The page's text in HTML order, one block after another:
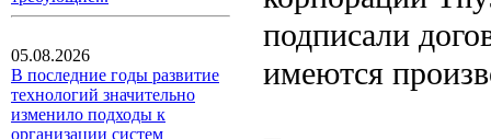
05.08.2026
В последние годы развитие
технологий значительно
изменило подходы к
организации систем
подписали
имеются